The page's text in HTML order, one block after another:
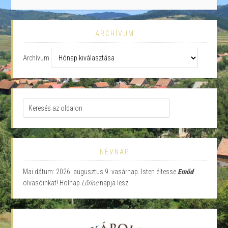
ARCHÍVUM
Archívum
NÉVNAP
Mai dátum: 2026. augusztus 9. vasárnap. Isten éltesse Emőd
olvasóinkat! Holnap Lőrincnapja lesz.